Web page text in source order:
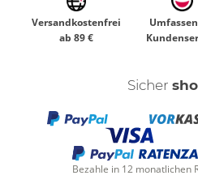
Versandkostenfrei
ab 89 €
Sicher
Bezahle in 12 monatlichen